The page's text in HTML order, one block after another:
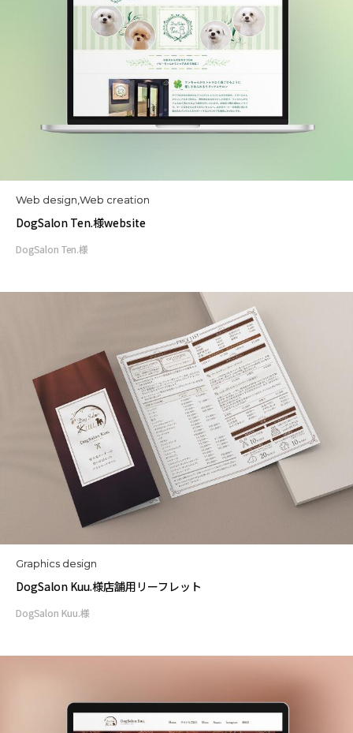
Web design,Web creation
DogSalon Ten.様website
DogSalon Ten.様
Graphics design
DogSalon Kuu.様店舗用リーフレット
DogSalon Kuu.様